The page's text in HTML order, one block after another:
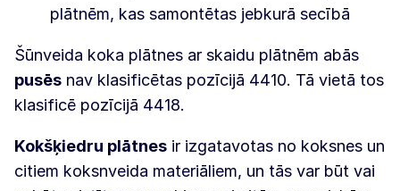
plātnēm, kas samontētas jebkurā secībā
Šūnveida koka plātnes ar skaidu plātnēm abās
pusēs nav klasificētas pozīcijā 4410. Tā vietā tos
klasificē pozīcijā 4418.
Kokšķiedru plātnes ir izgatavotas no koksnes un
citiem koksnveida materiāliem, un tās var būt vai